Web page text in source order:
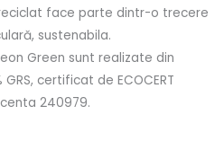
face parte dintr-o trecere
sustenabila.
Green sunt realizate din
certificat de ECOCERT
240979.